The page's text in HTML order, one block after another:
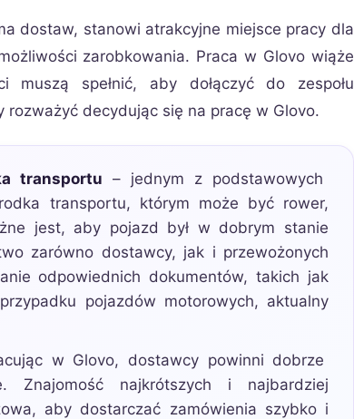
dostaw, stanowi atrakcyjne miejsce pracy dla
zarobkowania. Praca w Glovo wiąże
spełnić, aby dołączyć do zespołu
decydując się na pracę w Glovo.
transportu – jednym z podstawowych
transportu, którym może być rower,
jest, aby pojazd był w dobrym stanie
zarówno dostawcy, jak i przewożonych
odpowiednich dokumentów, takich jak
pojazdów motorowych, aktualny
w Glovo, dostawcy powinni dobrze
najkrótszych i najbardziej
aby dostarczać zamówienia szybko i